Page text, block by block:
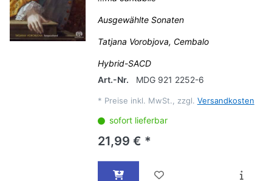
Ausgewählte Sonaten
Tatjana Vorobjova, Cembalo
Hybrid-SACD
Art.-Nr.
MDG 921 2252-6
* Preise inkl. MwSt., zzgl. Versandkosten
sofort lieferbar
21,99 € *